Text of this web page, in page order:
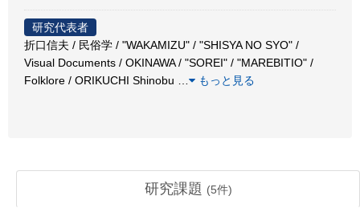
研究代表者
折口信夫 / 民俗学 / "WAKAMIZU" / "SHISYA NO SYO" /
Visual Documents / OKINAWA / "SOREI" / "MAREBITIO" /
Folklore / ORIKUCHI Shinobu
もっと見る
研究課題 (5件)